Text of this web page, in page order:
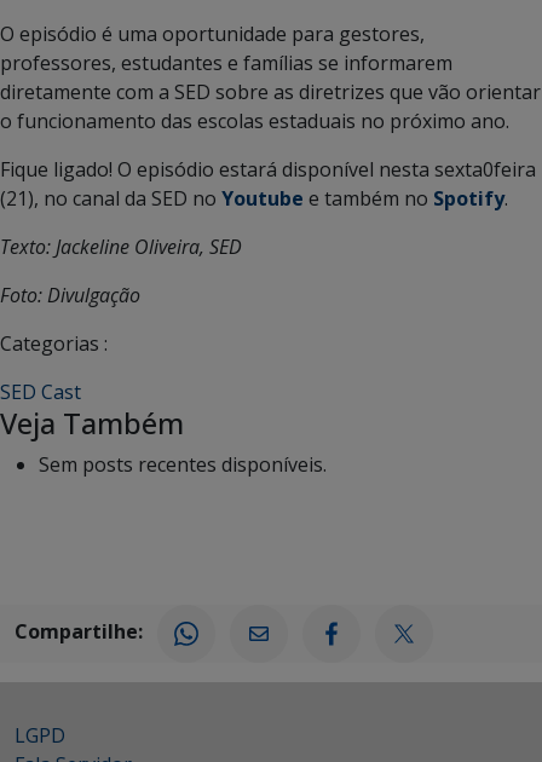
O episódio é uma oportunidade para gestores,
professores, estudantes e famílias se informarem
diretamente com a SED sobre as diretrizes que vão orientar
o funcionamento das escolas estaduais no próximo ano.
Fique ligado! O episódio estará disponível nesta sexta0feira
(21), no canal da SED no Youtube e também no Spotify.
Texto: Jackeline Oliveira, SED
Foto: Divulgação
Categorias :
SED Cast
Veja Também
Sem posts recentes disponíveis.
Compartilhe:
LGPD